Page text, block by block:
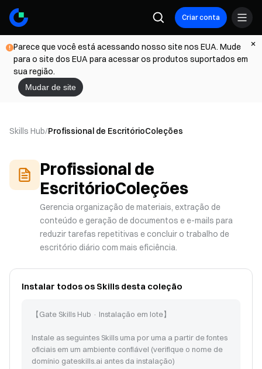
Criar conta
Parece que você está acessando nosso site nos EUA. Mude
para o site dos EUA para acessar os produtos suportados em
sua região.
Mudar de site
Skills Hub/Profissional de EscritórioColeções
Profissional de
EscritórioColeções
Gerencia organização de materiais, extração de
conteúdo e geração de documentos e e-mails para
reduzir tarefas repetitivas e concluir o trabalho de
escritório diário com mais eficiência.
Instalar todos os Skills desta coleção
【Gate Skills Hub · Instalação em lote】
Instale as seguintes Skills uma por uma a partir de fontes
oficiais em um ambiente confiável (verifique o nome de
domínio gateskills.ai antes da instalação)